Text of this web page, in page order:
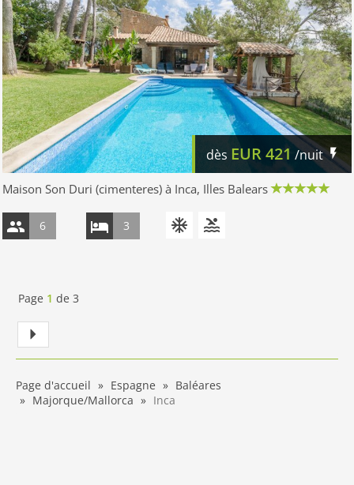
dès EUR421 /nuit
Maison Son Duri (cimenteres) à Inca, Illes Balears
6 3
Page 1 de 3
Page d'accueil Espagne
Baléares
Majorque/Mallorca
Inca